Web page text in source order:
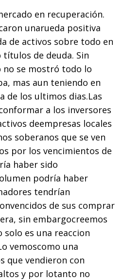
en recuperación.
unarueda positiva
de activos sobre todo en
títulos de deuda. Sin
no se mostró todo lo
mas aun teniendo en
de los ultimos dias.Las
a los inversores
deempresas locales
soberanos que se ven
por los vencimientos de
haber sido
podría haber
tendrían
de sus comprar
sin embargocreemos
es una reaccion
vemoscomo una
que vendieron con
y por lotanto no